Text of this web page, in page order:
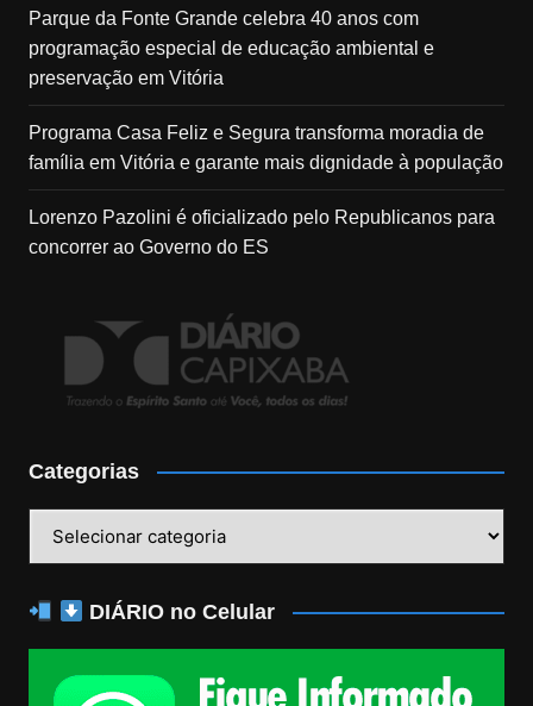
Parque da Fonte Grande celebra 40 anos com
programação especial de educação ambiental e
preservação em Vitória
Programa Casa Feliz e Segura transforma moradia de
família em Vitória e garante mais dignidade à população
Lorenzo Pazolini é oficializado pelo Republicanos para
concorrer ao Governo do ES
Categorias
DIÁRIO no Celular